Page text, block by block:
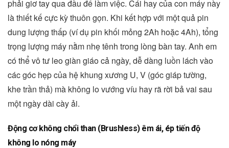
phải giơ tay qua đầu để làm việc. Cái hay của con máy này
là thiết kế cực kỳ thuôn gọn. Khi kết hợp với một quả pin
dung lượng thấp (ví dụ pin khối mỏng 2Ah hoặc 4Ah), tổng
trọng lượng máy nằm nhẹ tênh trong lòng bàn tay. Anh em
có thể vô tư leo giàn giáo cả ngày, dễ dàng luồn lách vào
các góc hẹp của hệ khung xương U, V (góc giáp tường,
khe trần thả) mà không lo vướng víu hay rã rời bả vai sau
một ngày dài cày ải.
Động cơ không chổi than (Brushless) êm ái, ép tiến độ
không lo nóng máy